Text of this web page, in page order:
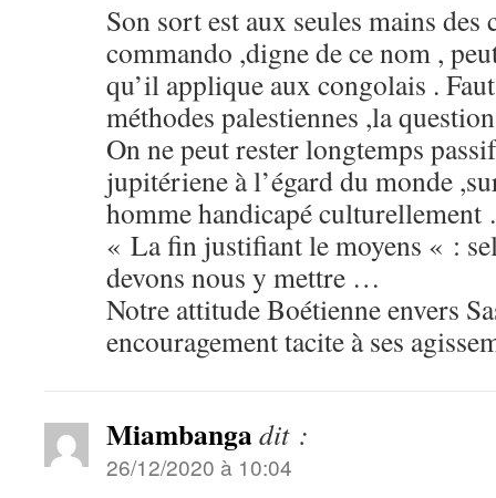
Son sort est aux seules mains
commando ,digne de ce nom ,
qu’il applique aux congolais .
méthodes palestiennes ,la
On ne peut rester longtemps
jupitériene à l’égard du monde
homme handicapé
« La fin justifiant le moyens « :
devons nous y mettre …
Notre attitude Boétienne envers
encouragement tacite à ses
Miambangadit :
26/12/2020 à 10:04